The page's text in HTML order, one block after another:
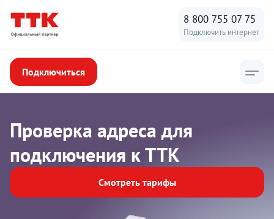
8 800 755 07 75
Подключить интернет
Подключиться
Проверка адреса для
подключения к ТТК
Смотреть тарифы